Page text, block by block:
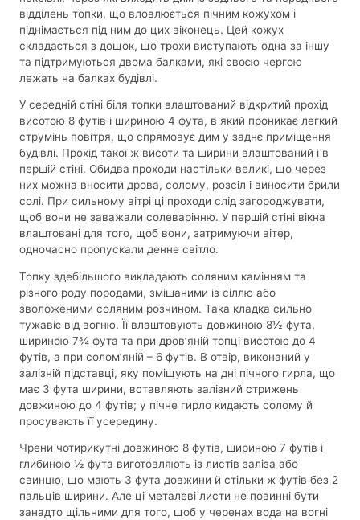
відділень топки, що вловлюється пічним кожухом і
піднімається під ним до цих віконець. Цей кожух
складається з дощок, що трохи виступають одна за іншу
та підтримуються двома балками, які своєю чергою
лежать на балках будівлі.
У середній стіні біля топки влаштований відкритий прохід
висотою 8 футів і шириною 4 фута, в який проникає легкий
струмінь повітря, що спрямовує дим у заднє приміщення
будівлі. Прохід такої ж висоти та ширини влаштований і в
першій стіні. Обидва проходи настільки великі, що через
них можна вносити дрова, солому, розсіл і виносити брили
солі. При сильному вітрі ці проходи слід загороджувати,
щоб вони не заважали солеварінню. У першій стіні вікна
влаштовані для того, щоб вони, затримуючи вітер,
одночасно пропускали денне світло.
Топку здебільшого викладають соляним камінням та
різного роду породами, змішаними із сіллю або
зволоженими соляним розчином. Така кладка сильно
тужавіє від вогню. Її влаштовують довжиною 8½ фута,
шириною 7¾ фута та при дров’яній топці висотою до 4
футів, а при солом’яній – 6 футів. В отвір, виконаний у
залізній підставці, яку поміщують на дні пічного гирла, що
має 3 фута ширини, вставляють залізний стрижень
довжиною до 4 футів; у пічне гирло кидають солому й
просувають її усередину.
Чрени чотирикутні довжиною 8 футів, шириною 7 футів і
глибиною ½ фута виготовляють із листів заліза або
свинцю, що мають 3 фута довжини й стільки ж футів без 2
пальців ширини. Але ці металеві листи не повинні бути
занадто щільними для того, щоб у черенах вода на вогні